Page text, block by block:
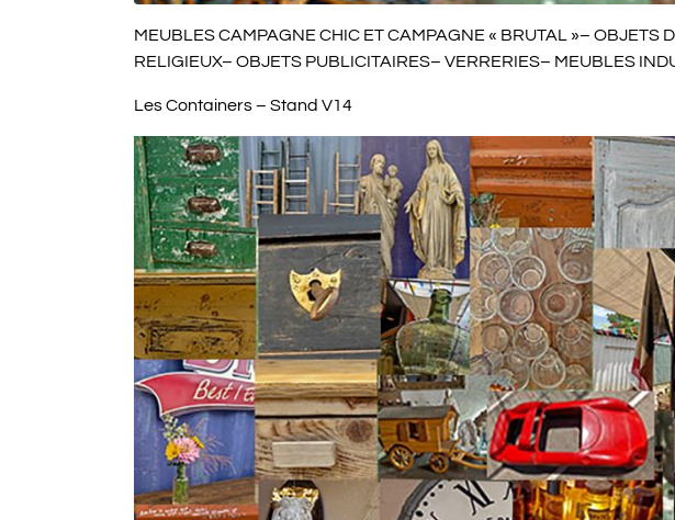
MEUBLES CAMPAGNE CHIC ET CAMPAGNE « BRUTAL »– OBJETS
RELIGIEUX– OBJETS PUBLICITAIRES– VERRERIES– MEUBLES
Les Containers – Stand V14